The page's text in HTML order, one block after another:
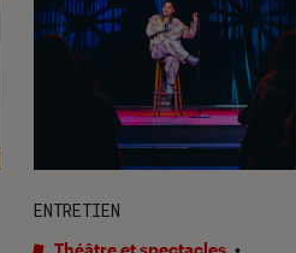
ENTRETIEN
Théâtre et spectacles •